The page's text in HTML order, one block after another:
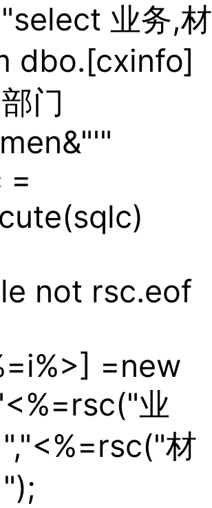
业务,材
dbo.[cxinfo]
门
=
not rsc.eof
=new
业
材